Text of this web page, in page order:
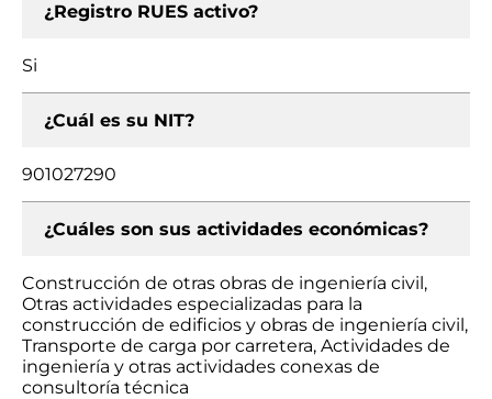
¿Registro RUES activo?
Si
¿Cuál es su NIT?
901027290
¿Cuáles son sus actividades económicas?
Construcción de otras obras de ingeniería civil,
Otras actividades especializadas para la
construcción de edificios y obras de ingeniería civil,
Transporte de carga por carretera, Actividades de
ingeniería y otras actividades conexas de
consultoría técnica